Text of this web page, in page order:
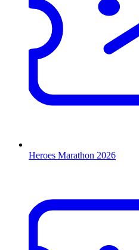
Heroes Marathon 2026